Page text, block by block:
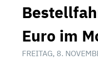
Euro im
FREITAG, 8.